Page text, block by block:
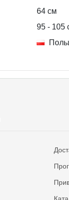
64 см
95- 105